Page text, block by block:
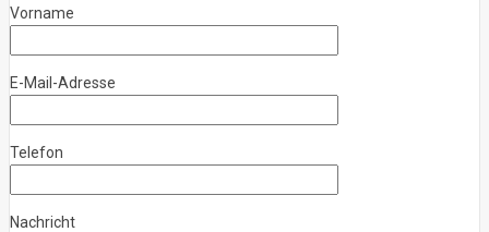
Vorname
E-Mail-Adresse
Telefon
Nachricht